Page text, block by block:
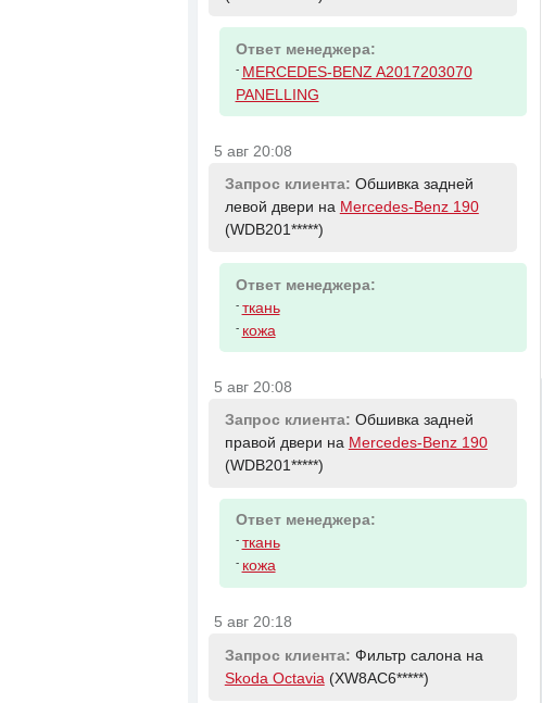
Ответ менеджера:
- MERCEDES-BENZ A2017203070
PANELLING
5 авг 20:08
Запрос клиента: Обшивка задней
левой двери на Mercedes-Benz 190
(WDB201*****)
Ответ менеджера:
- ткань
- кожа
5 авг 20:08
Запрос клиента: Обшивка задней
правой двери на Mercedes-Benz 190
(WDB201*****)
Ответ менеджера:
- ткань
- кожа
5 авг 20:18
Запрос клиента: Фильтр салона на
Skoda Octavia(XW8AC6*****)